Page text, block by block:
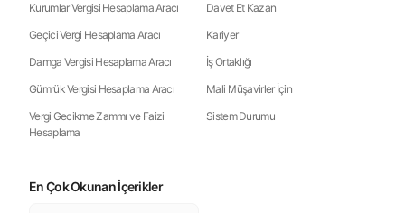
Kurumlar Vergisi Hesaplama Aracı
Geçici Vergi Hesaplama Aracı
Damga Vergisi Hesaplama Aracı
Gümrük Vergisi Hesaplama Aracı
Vergi Gecikme Zammı ve Faizi
Hesaplama
Davet Et Kazan
Kariyer
İş Ortaklığı
Mali Müşavirler İçin
Sistem Durumu
En Çok Okunan İçerikler